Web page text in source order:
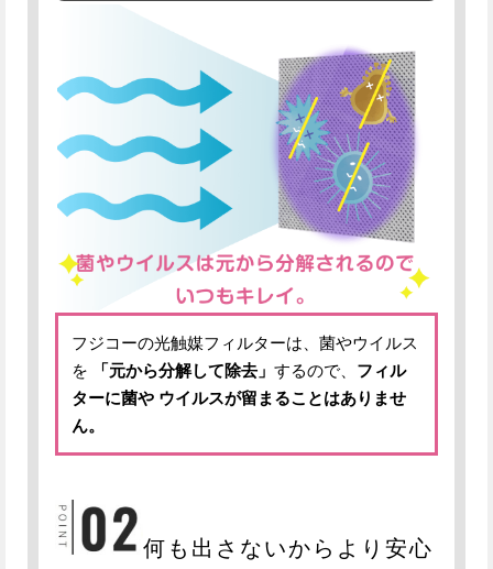
フジコーの光触媒フィルターは、菌やウイルス
を
「元から分解して除去」 するので、 フィル
ターに菌や ウイルスが留まることはありませ
ん。
何も出さないからより安心